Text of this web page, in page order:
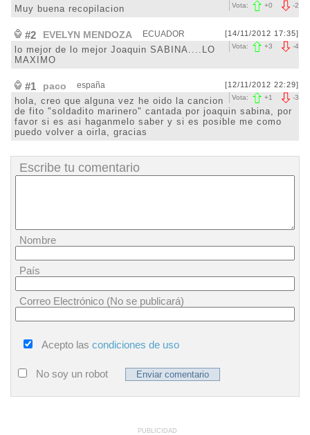
-2
Vota: +0
Muy buena recopilacion
#2 EVELYN MENDOZA ECUADOR [14/11/2012 17:35]
-4
Vota: +3
lo mejor de lo mejor Joaquin SABINA....LO
MAXIMO
#1 paco españa [12/11/2012 22:29]
-3
Vota: +1
hola, creo que alguna vez he oido la cancion
de fito "soldadito marinero" cantada por joaquin sabina, por
favor si es asi haganmelo saber y si es posible me como
puedo volver a oirla, gracias
Escribe tu comentario
Nombre
País
Correo Electrónico (No se publicará)
Acepto las condiciones de uso
No soy un robot
PUBLICIDAD